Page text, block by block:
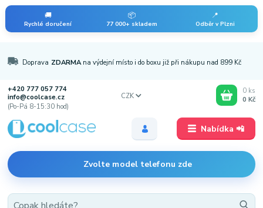
🚚
Rychlé doručení
📦
77 000+ skladem
📍
Odběr v Plzni
Nabídka 📲
Doprava ZDARMA na výdejní místo i do boxu již při nákupu nad 899 Kč
+420 777 057 774
info@coolcase.cz
(Po-Pá 8-15:30 hod)
Zvolte model telefonu zde
CZK
0 ks
0 Kč